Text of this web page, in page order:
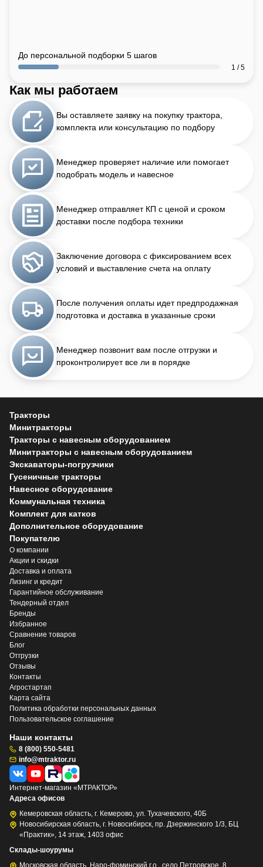
До персональной подборки 5 шагов
1 / 5
Как мы работаем
Вы оставляете заявку на покупку трактора,
комплекта или консультацию по подбору
Менеджер проверяет наличие или помогает
подобрать модель и навесное
Менеджер отправляет КП с ценой и сроком
доставки после подбора техники
Заключение договора с фиксированием всех
условий и выставление счета на оплату
После получения оплаты идет предпродажная
подготовка и доставка в указанные сроки
Менеджер позвонит вам после отгрузки и
проконтролирует все ли в порядке
Тракторы
Минитракторы
Тракторы с навесным оборудованием
Минитракторы с навесным оборудованием
Экскаваторы-погрузчики
Гусеничные тракторы
Навесное оборудование
Коммунальная техника
Комплект для катков
Дополнительное оборудование
Покупателю
О компании
Акции и скидки
Доставка и оплата
Лизинг и кредит
Гарантийное обслуживание
Тендерный отдел
Бренды
Избранное
Сравнение товаров
Блог
Отгрузки
Отзывы
Контакты
Агростартап
Карта сайта
Политика обработки персональных данных
Пользовательское соглашение
Наши контакты
8 (800) 550-5481
info@mtraktor.ru
Интернет-магазин «МТРАКТОР»
Адреса офисов
Кемеровская область, г. Кемерово, ул. Тухачевского, 40Б
Новосибирская область, г. Новосибирск, пр. Дзержинского 1/3, БЦ
«Практик», 14 этаж, 1403 офис
Склады-шоурумы
Московская область, Наро-фоминский г.о., село Петровское, 8